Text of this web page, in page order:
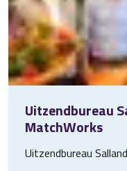
Uitzendbureau
MatchWorks
Uitzendbureau